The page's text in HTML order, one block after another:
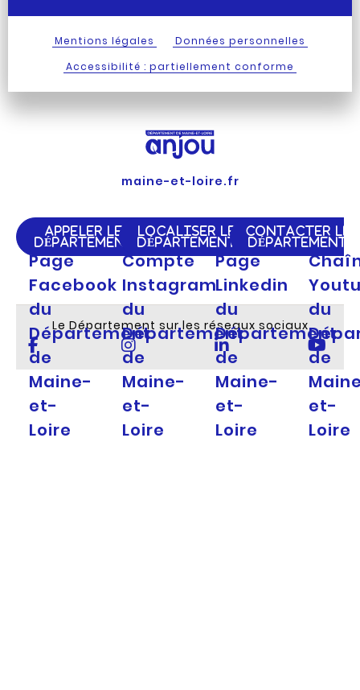
Mentions légales
Données personnelles
Accessibilité : partiellement conforme
maine-et-loire.fr
APPELER LE
DÉPARTEMENT
LOCALISER LE
DÉPARTEMENT
CONTACTER LE
DÉPARTEMENT
Le Département sur les réseaux sociaux
Page
Facebook
du
Département
de
Maine-
et-
Loire
Compte
Instagram
du
Département
de
Maine-
et-
Loire
Page
Linkedin
du
Département
de
Maine-
et-
Loire
du
de
et-
Loire